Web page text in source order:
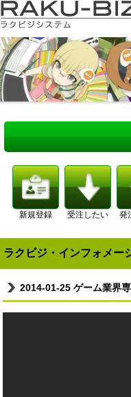
新規登録 受注したい 発
ラクビジ・インフォメー
2014-01-25 ゲーム業界